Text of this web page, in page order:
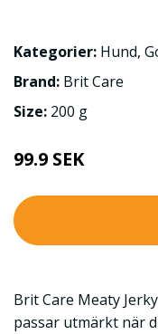
Kategorier: Hund,
Brand: Brit Care
Size: 200 g
99.9 SEK
Brit Care Meaty
passar utmärkt när